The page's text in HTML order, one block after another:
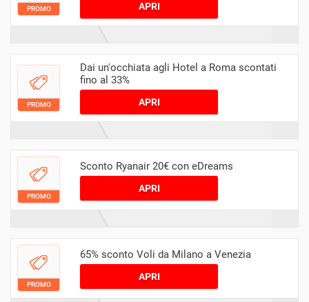
PROMO APRI
PROMO
Dai un'occhiata agli Hotel a Roma scontati
fino al 33%
APRI
PROMO
Sconto Ryanair 20€ con eDreams
APRI
PROMO
65% sconto Voli da Milano a Venezia
APRI